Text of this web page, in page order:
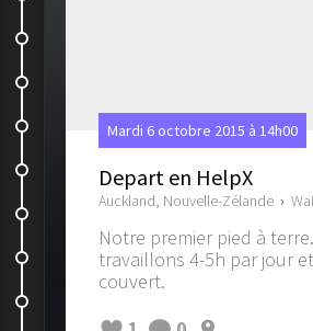
Trip dans les caves
Barbottage dans la rivière
Mardi 6 octobre 2015 à 14h00
Depart en HelpX
Auckland, Nouvelle-Zélande ›
Notre premier pied à
travaillons 4-5h par jour
couvert.